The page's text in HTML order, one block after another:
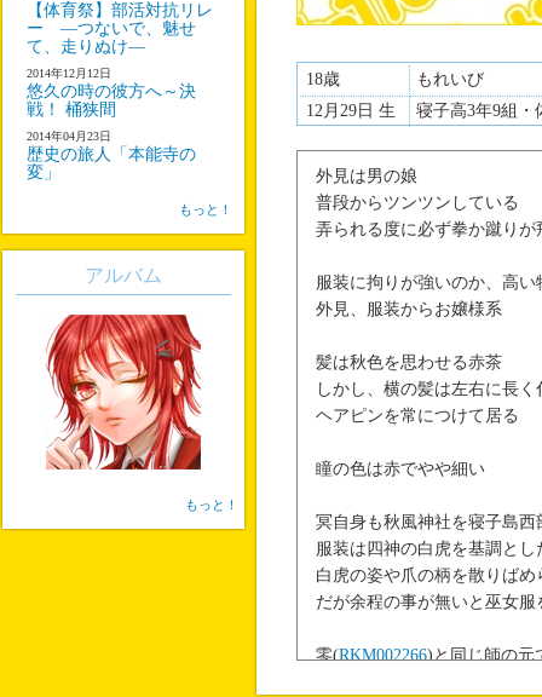
18歳
もれいび
12月29日 生
寝子高3年9組・
外見は男の娘
普段からツンツンしている
弄られる度に必ず拳か蹴り
服装に拘りが強いのか、高
外見、服装からお嬢様系
髪は秋色を思わせる赤茶
しかし、横の髪は左右に長
ヘアピンを常につけて居る
瞳の色は赤でやや細い
冥自身も秋風神社を寝子島
服装は四神の白虎を基調と
白虎の姿や爪の柄を散りば
だが余程の事が無いと巫女
零(RKM002266)と同じ師の元
【体育祭】部活対抗リレ
ー ―つないで、魅せ
て、走りぬけ―
2014年12月12日
悠久の時の彼方へ～決
戦！ 桶狭間
2014年04月23日
歴史の旅人「本能寺の
変」
もっと！
アルバム
もっと！